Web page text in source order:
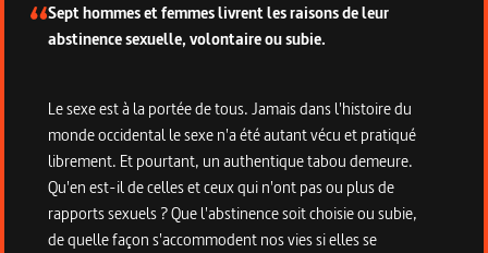
Sept hommes et femmes livrent les raisons de leur
abstinence sexuelle, volontaire ou subie.
Le sexe est à la portée de tous. Jamais dans l'histoire du
monde occidental le sexe n'a été autant vécu et pratiqué
librement. Et pourtant, un authentique tabou demeure.
Qu'en est-il de celles et ceux qui n'ont pas ou plus de
rapports sexuels ? Que l'abstinence soit choisie ou subie,
de quelle façon s'accommodent nos vies si elles se